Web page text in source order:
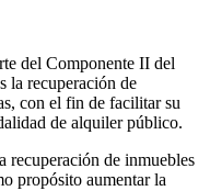
del Componente II del
la recuperación de
con el fin de facilitar su
de alquiler público.
recuperación de inmuebles
propósito aumentar la